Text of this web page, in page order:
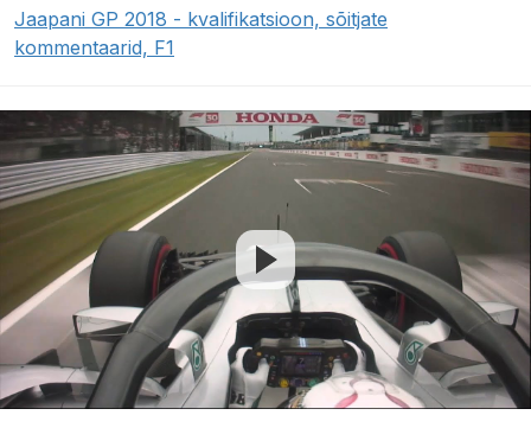
Jaapani GP 2018 - kvalifikatsioon, sõitjate
kommentaarid, F1